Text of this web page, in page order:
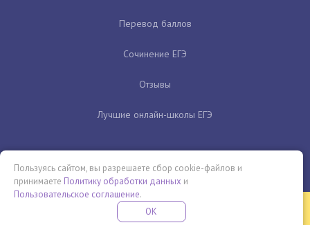
Перевод баллов
Сочинение ЕГЭ
Отзывы
Лучшие онлайн-школы ЕГЭ
Бесплатная летняя школа
ПРОВЕДИ ЭТО ЛЕТО С ПОЛЬЗОЙ
Пользуясь сайтом, вы разрешаете сбор cookie-файлов и
принимаете Политику обработки данных и
Пользовательское соглашение.
OK